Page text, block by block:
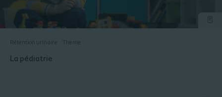
Rétention urinaire Thème
La pédiatrie